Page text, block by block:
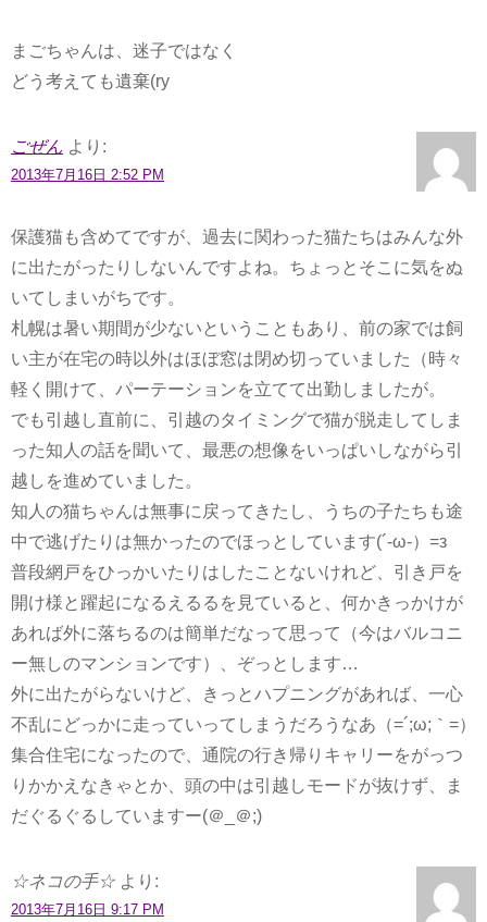
まごちゃんは、迷子ではなく
どう考えても遺棄(ry
ごぜん より:
2013年7月16日 2:52 PM
保護猫も含めてですが、過去に関わった猫たちはみんな外
に出たがったりしないんですよね。ちょっとそこに気をぬ
いてしまいがちです。
札幌は暑い期間が少ないということもあり、前の家では飼
い主が在宅の時以外はほぼ窓は閉め切っていました（時々
軽く開けて、パーテーションを立てて出勤しましたが。
でも引越し直前に、引越のタイミングで猫が脱走してしま
った知人の話を聞いて、最悪の想像をいっぱいしながら引
越しを進めていました。
知人の猫ちゃんは無事に戻ってきたし、うちの子たちも途
中で逃げたりは無かったのでほっとしています(´‐ω‐）=з
普段網戸をひっかいたりはしたことないけれど、引き戸を
開け様と躍起になるえるるを見ていると、何かきっかけが
あれば外に落ちるのは簡単だなって思って（今はバルコニ
ー無しのマンションです）、ぞっとします…
外に出たがらないけど、きっとハプニングがあれば、一心
不乱にどっかに走っていってしまうだろうなあ（=´;ω;｀=）
集合住宅になったので、通院の行き帰りキャリーをがっつ
りかかえなきゃとか、頭の中は引越しモードが抜けず、ま
だぐるぐるしていますー(＠_＠;)
☆ネコの手☆ より:
2013年7月16日 9:17 PM